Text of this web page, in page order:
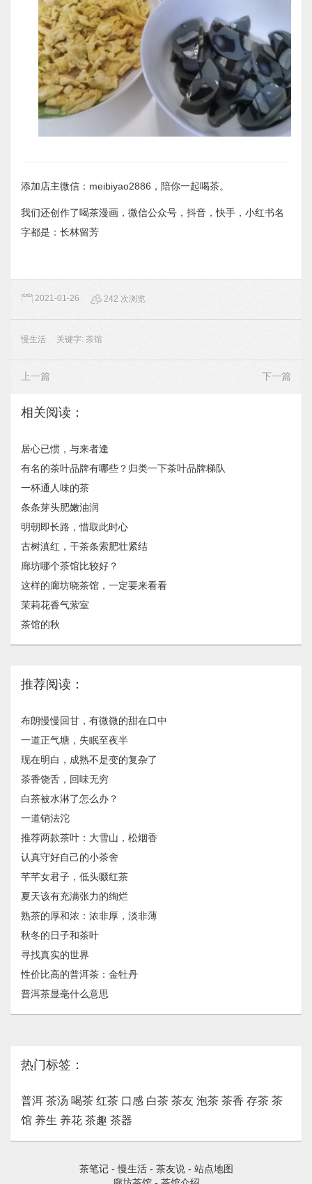
添加店主微信：meibiyao2886，陪你一起喝茶。
我们还创作了喝茶漫画，微信公众号，抖音，快手，小红书名
字都是：长林留芳
2021-01-26 242 次浏览
慢生活 关键字: 茶馆
上一篇 下一篇
相关阅读：
居心已惯，与来者逢
有名的茶叶品牌有哪些？归类一下茶叶品牌梯队
一杯通人味的茶
条条芽头肥嫩油润
明朝即长路，惜取此时心
古树滇红，干茶条索肥壮紧结
廊坊哪个茶馆比较好？
这样的廊坊晓茶馆，一定要来看看
茉莉花香气萦室
茶馆的秋
推荐阅读：
布朗慢慢回甘，有微微的甜在口中
一道正气塘，失眠至夜半
现在明白，成熟不是变的复杂了
茶香饶舌，回味无穷
白茶被水淋了怎么办？
一道销法沱
推荐两款茶叶：大雪山，松烟香
认真守好自己的小茶舍
芊芊女君子，低头啜红茶
夏天该有充满张力的绚烂
熟茶的厚和浓：浓非厚，淡非薄
秋冬的日子和茶叶
寻找真实的世界
性价比高的普洱茶：金牡丹
普洱茶显毫什么意思
热门标签：
普洱 茶汤 喝茶 红茶 口感 白茶 茶友 泡茶 茶香 存茶 茶
馆 养生 养花 茶趣 茶器
茶笔记-慢生活- 茶友说- 站点地图